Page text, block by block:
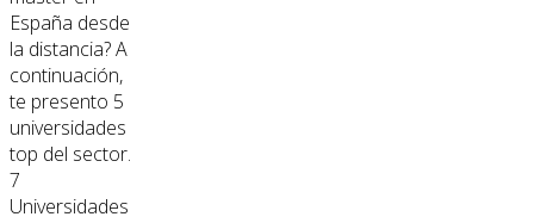
España desde
la distancia? A
continuación,
te presento 5
universidades
top del sector.
7
Universidades